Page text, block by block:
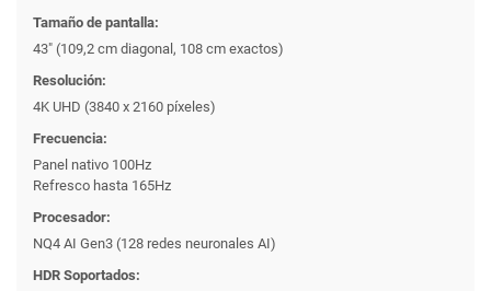
Tamaño de pantalla:
43" (109,2 cm diagonal, 108 cm exactos)
Resolución:
4K UHD (3840 x 2160 píxeles)
Frecuencia:
Panel nativo 100Hz
Refresco hasta 165Hz
Procesador:
NQ4 AI Gen3 (128 redes neuronales AI)
HDR Soportados: